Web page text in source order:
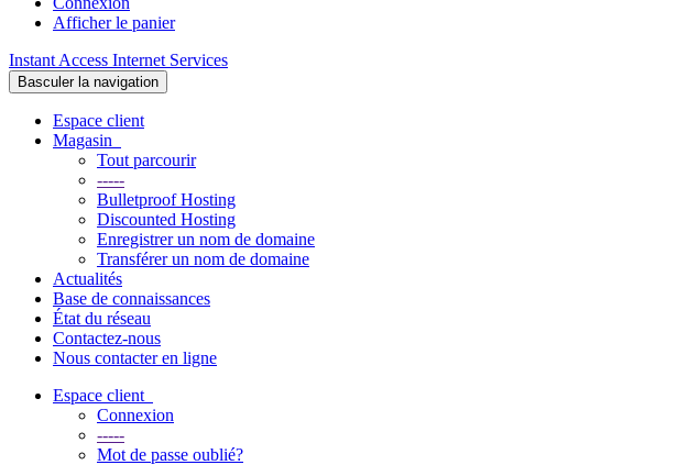
Afficher le panier
Instant Access Internet Services
Basculer la navigation
Espace client
Magasin
Tout parcourir
-----
Bulletproof Hosting
Discounted Hosting
Enregistrer un nom de domaine
Transférer un nom de domaine
Actualités
Base de connaissances
État du réseau
Contactez-nous
Nous contacter en ligne
Espace client
Connexion
-----
Mot de passe oublié?